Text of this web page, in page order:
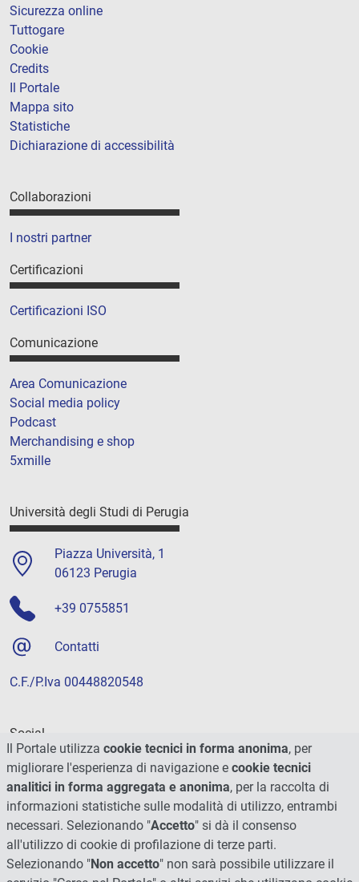
Sicurezza online
Tuttogare
Cookie
Credits
Il Portale
Mappa sito
Statistiche
Dichiarazione di accessibilità
Collaborazioni
I nostri partner
Certificazioni
Certificazioni ISO
Comunicazione
Area Comunicazione
Social media policy
Podcast
Merchandising e shop
5xmille
Università degli Studi di Perugia
Piazza Università, 1
06123 Perugia
+39 0755851
Contatti
C.F./P.Iva 00448820548
Social
Il Portale utilizza cookie tecnici in forma anonima, per
migliorare l'esperienza di navigazione e cookie tecnici
analitici in forma aggregata e anonima, per la raccolta di
informazioni statistiche sulle modalità di utilizzo, entrambi
necessari. Selezionando "Accetto" si dà il consenso
all'utilizzo di cookie di profilazione di terze parti.
Selezionando "Non accetto" non sarà possibile utilizzare il